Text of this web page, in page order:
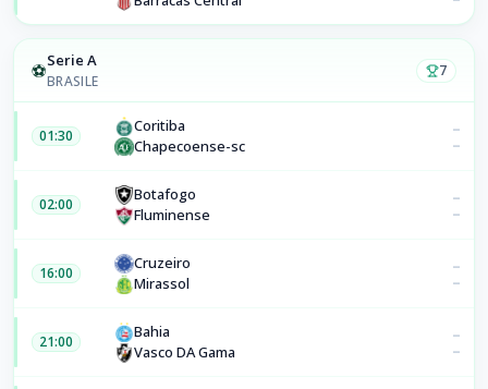
⚽Serie A
BRASILE
7
01:30
Coritiba
Chapecoense-sc
–
–
02:00
Botafogo
Fluminense
–
–
16:00
Cruzeiro
Mirassol
–
–
21:00
Bahia
Vasco DA Gama
–
–